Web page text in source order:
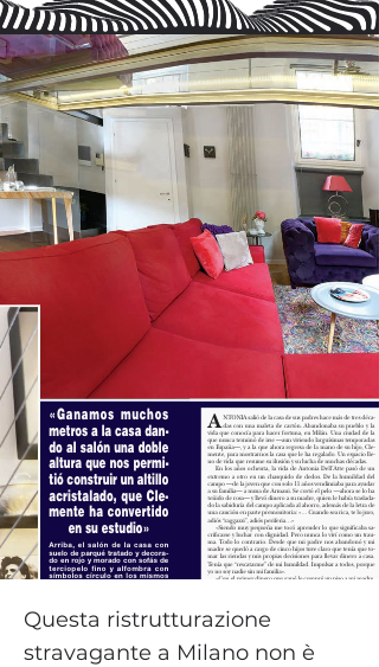
Questa ristrutturazione
stravagante a Milano non è